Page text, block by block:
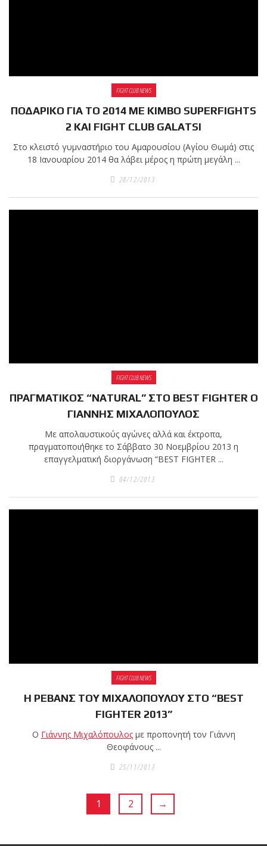
FIGHT CLUB NEWS
ΠΟΔΑΡΙΚΟ ΓΙΑ ΤΟ 2014 ΜΕ KIMBO SUPERFIGHTS
2 ΚΑΙ FIGHT CLUB GALATSI
Στο κλειστό γυμναστήριο του Αμαρουσίου (Αγίου Θωμά) στις
18 Ιανουαρίου 2014 θα λάβει μέρος η πρώτη μεγάλη ...
28/12/2013
FIGHT CLUB NEWS
ΠΡΑΓΜΑΤΙΚΟΣ “NATURAL” ΣΤΟ BEST FIGHTER Ο
ΓΙΑΝΝΗΣ ΜΙΧΑΛΟΠΟΥΛΟΣ
Με απολαυστικούς αγώνες αλλά και έκτροπα,
πραγματοποιήθηκε το Σάββατο 30 Νοεμβρίου 2013 η
επαγγελματική διοργάνωση “BEST FIGHTER ...
04/12/2013
FIGHT CLUB NEWS
Η ΡΕΒΑΝΣ ΤΟΥ ΜΙΧΑΛΟΠΟΥΛΟΥ ΣΤΟ “BEST
FIGHTER 2013”
Ο Γιάννης Μιχαλόπουλοςμε προπονητή τον Γιάννη
Θεοφάνους ...
25/11/2013
1 2 →